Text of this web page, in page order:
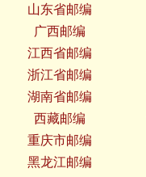
山东省邮编
广西邮编
江西省邮编
浙江省邮编
湖南省邮编
西藏邮编
重庆市邮编
黑龙江邮编